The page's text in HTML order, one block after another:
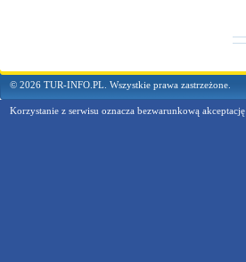
© 2026 TUR-INFO.PL. Wszystkie prawa zastrzeżone.
Korzystanie z serwisu oznacza bezwarunkową akceptację